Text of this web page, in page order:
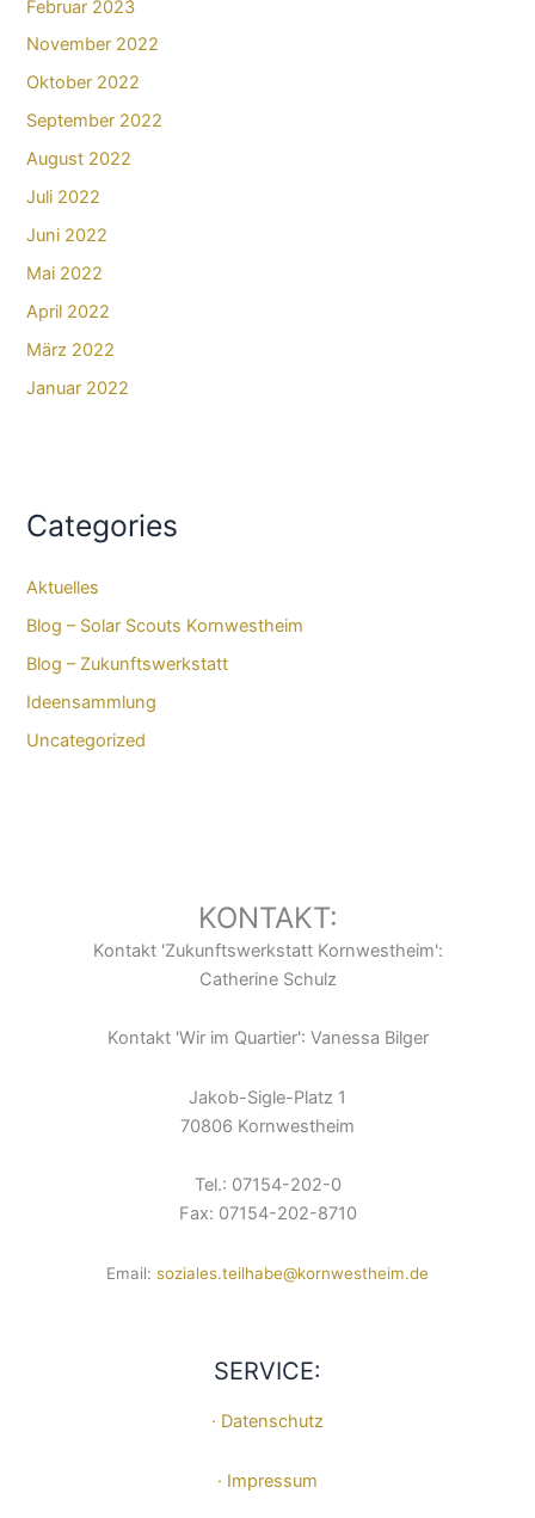
Februar 2023
November 2022
Oktober 2022
September 2022
August 2022
Juli 2022
Juni 2022
Mai 2022
April 2022
März 2022
Januar 2022
Categories
Aktuelles
Blog – Solar Scouts Kornwestheim​
Blog – Zukunftswerkstatt
Ideensammlung
Uncategorized
KONTAKT:
Kontakt 'Zukunftswerkstatt Kornwestheim':
Catherine Schulz
Kontakt 'Wir im Quartier': Vanessa Bilger
Jakob-Sigle-Platz 1
70806 Kornwestheim
Tel.: 07154-202-0
Fax: 07154-202-8710
Email: soziales.teilhabe@kornwestheim.de
SERVICE:
· Datenschutz
· Impressum